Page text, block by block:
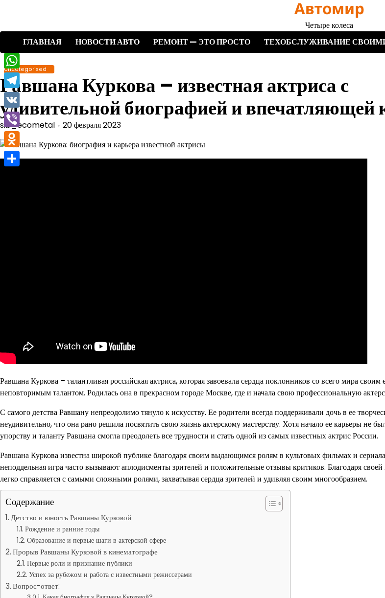
содержимому
Автомир
Четыре колеса
ГЛАВНАЯ
НОВОСТИ АВТО РЕМОНТ — ЭТО ПРОСТО ТЕХОБСЛУЖИВАНИЕ
Uncategorised
Равшана Куркова – известная актриса с
удивительной биографией и впечатляющей
sib_ecometal 20 февраля 2023
Равшана Куркова – талантливая российская актриса, которая завоевала сердца поклонников со всего мира своим
неповторимым талантом. Родилась она в прекрасном городе Москве, где и начала свою профессиональную
С самого детства Равшану непреодолимо тянуло к искусству. Ее родители всегда поддерживали дочь в ее
неудивительно, что она рано решила посвятить свою жизнь актерскому мастерству. Хотя начало ее карьеры не
упорству и таланту Равшана смогла преодолеть все трудности и стать одной из самых известных актрис России.
Равшана Куркова известна широкой публике благодаря своим выдающимся ролям в культовых фильмах и
неподдельная игра часто вызывают аплодисменты зрителей и положительные отзывы критиков. Благодаря
легко справляется с самыми сложными ролями, захватывая сердца зрителей и удивляя своим многообразием.
Содержание
Детство и юность Равшаны Курковой
Рождение и ранние годы
Образование и первые шаги в актерской сфере
Прорыв Равшаны Курковой в кинематографе
Первые роли и признание публики
Успех за рубежом и работа с известными режиссерами
Вопрос-ответ:
WhatsApp
Telegram
VK
Viber
Odnoklassniki